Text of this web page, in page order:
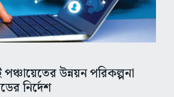
উন্নয়ন পরিকল্পনা
নির্দেশ